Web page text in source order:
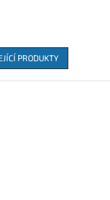
PRODUKTY